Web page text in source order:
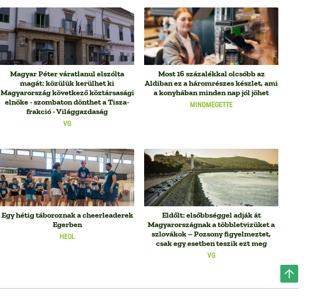
VG
Magyar Péter váratlanul elszólta
magát: közülük kerülhet ki
Magyarország következő köztársasági
elnöke - szombaton dönthet a Tisza-
frakció - Világgazdaság
MINDMEGETTE
Most 16 százalékkal olcsóbb az
Aldiban ez a háromrészes készlet, ami
a konyhában minden nap jól jöhet
HEOL
Egy hétig táboroznak a cheerleaderek
Egerben
VG
Eldőlt: elsőbbséggel adják át
Magyarországnak a többletvizüket a
szlovákok – Pozsony figyelmeztet,
csak egy esetben teszik ezt meg